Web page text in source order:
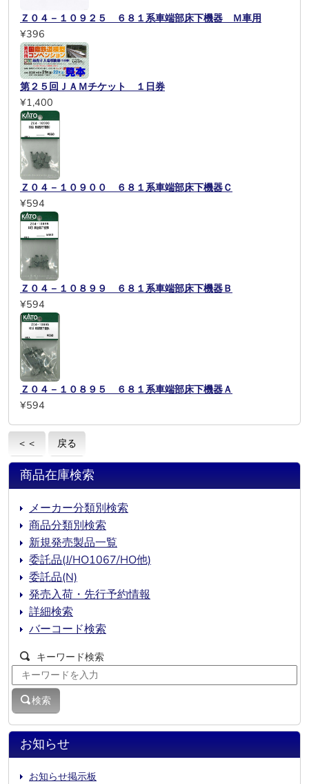
Ｚ０４－１０９２５ ６８１系車端部床下機器 Ｍ車用
¥396
第２５回ＪＡＭチケット １日券
¥1,400
Ｚ０４－１０９００ ６８１系車端部床下機器Ｃ
¥594
Ｚ０４－１０８９９ ６８１系車端部床下機器Ｂ
¥594
Ｚ０４－１０８９５ ６８１系車端部床下機器Ａ
¥594
＜＜ 戻る
お知らせ
お知らせ掲示板
商品在庫検索
メーカー分類別検索
商品分類別検索
新規発売製品一覧
委託品(J/HO1067/HO他)
委託品(N)
発売入荷・先行予約情報
詳細検索
バーコード検索
キーワード検索
検索